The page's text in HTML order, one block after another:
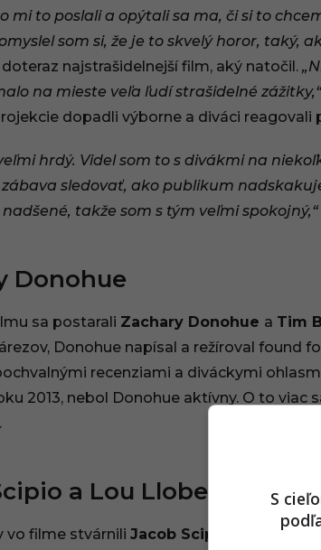
mi to poslali a opýtali sa ma, či si to
som si, že je to skvelý horor, taký,
doteraz najstrašidelnejší film, aký natočil.
na mieste veľa ľudí strašidelné zážitky,“
dopadli výborne a diváci reagovali
hrdý. Videl som to s divákmi na
sledovať, ako publikum
takže som s tým veľmi spokojný,“
Donohue
sa postarali Zachary Donohue a Tim
Donohue napísal a režíroval found
recenziami a diváckymi
2013, nebol Donohue aktívny. O to viac
.
a Lou Llobell
vo filme stvárnili Jacob Scipio Lou
S